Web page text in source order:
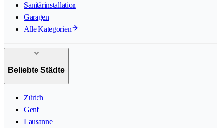
Sanitärinstallation
Garagen
Alle Kategorien
Beliebte Städte
Zürich
Genf
Lausanne